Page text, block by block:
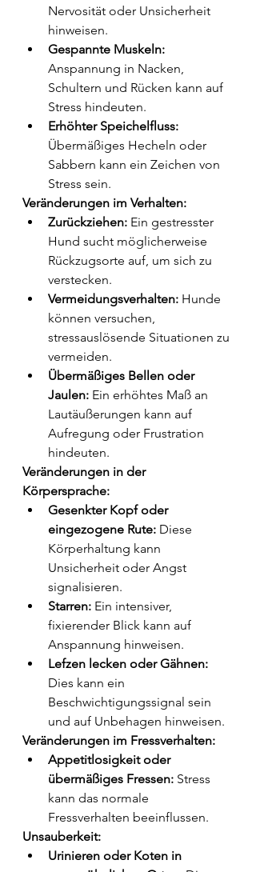
Nervosität oder Unsicherheit
hinweisen.
Gespannte Muskeln:
Anspannung in Nacken,
Schultern und Rücken kann auf
Stress hindeuten.
Erhöhter Speichelfluss:
Übermäßiges Hecheln oder
Sabbern kann ein Zeichen von
Stress sein.
Veränderungen im Verhalten:
Zurückziehen: Ein gestresster
Hund sucht möglicherweise
Rückzugsorte auf, um sich zu
verstecken.
Vermeidungsverhalten: Hunde
können versuchen,
stressauslösende Situationen zu
vermeiden.
Übermäßiges Bellen oder
Jaulen: Ein erhöhtes Maß an
Lautäußerungen kann auf
Aufregung oder Frustration
hindeuten.
Veränderungen in der
Körpersprache:
Gesenkter Kopf oder
eingezogene Rute: Diese
Körperhaltung kann
Unsicherheit oder Angst
signalisieren.
Starren: Ein intensiver,
fixierender Blick kann auf
Anspannung hinweisen.
Lefzen lecken oder Gähnen:
Dies kann ein
Beschwichtigungssignal sein
und auf Unbehagen hinweisen.
Veränderungen im Fressverhalten:
Appetitlosigkeit oder
übermäßiges Fressen: Stress
kann das normale
Fressverhalten beeinflussen.
Unsauberkeit:
Urinieren oder Koten in